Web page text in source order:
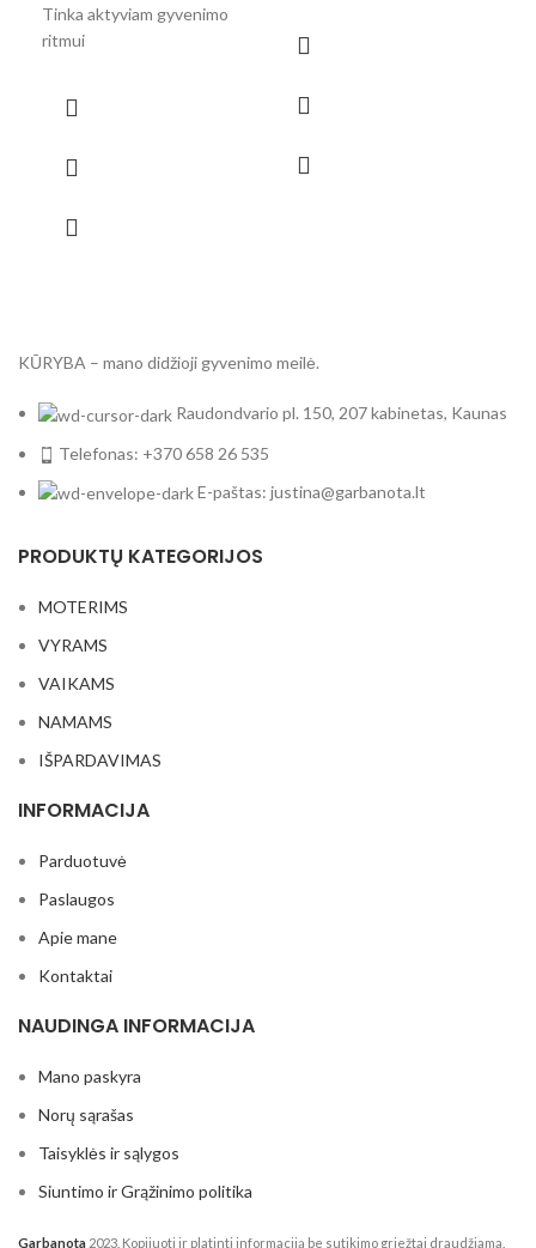
Tinka aktyviam gyvenimo
ritmui
KŪRYBA – mano didžioji gyvenimo meilė.
Raudondvario pl. 150, 207 kabinetas, Kaunas
Telefonas: +370 658 26 535
E-paštas: justina@garbanota.lt
PRODUKTŲ KATEGORIJOS
MOTERIMS
VYRAMS
VAIKAMS
NAMAMS
IŠPARDAVIMAS
INFORMACIJA
Parduotuvė
Paslaugos
Apie mane
Kontaktai
NAUDINGA INFORMACIJA
Mano paskyra
Norų sąrašas
Taisyklės ir sąlygos
Siuntimo ir Grąžinimo politika
Garbanota 2023. Kopijuoti ir platinti informaciją be sutikimo griežtai draudžiama.